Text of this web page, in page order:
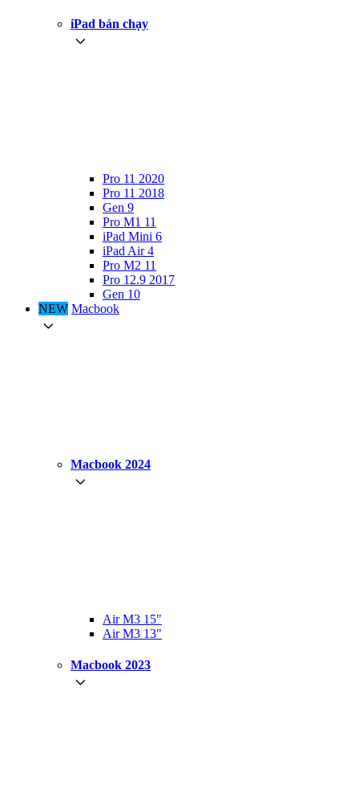
iPad bán chạy
Pro 11 2020
Pro 11 2018
Gen 9
Pro M1 11
iPad Mini 6
iPad Air 4
Pro M2 11
Pro 12.9 2017
Gen 10
NEW Macbook
Macbook 2024
Air M3 15"
Air M3 13"
Macbook 2023